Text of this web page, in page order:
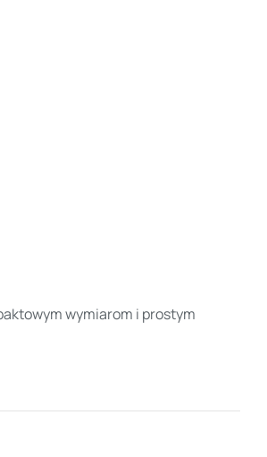
wymiarom i prostym